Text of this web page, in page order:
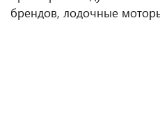
брендов, лодочные